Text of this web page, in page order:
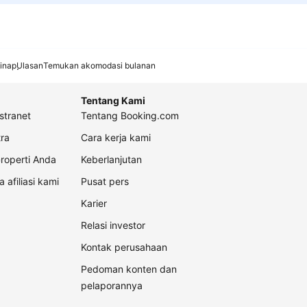
UlasanTemukan akomodasi bulanan
Anda
afiliasi kami
Tentang Kami
Tentang Booking.com
Cara kerja kami
Keberlanjutan
Pusat pers
Karier
Relasi investor
Kontak perusahaan
Pedoman konten dan
pelaporannya